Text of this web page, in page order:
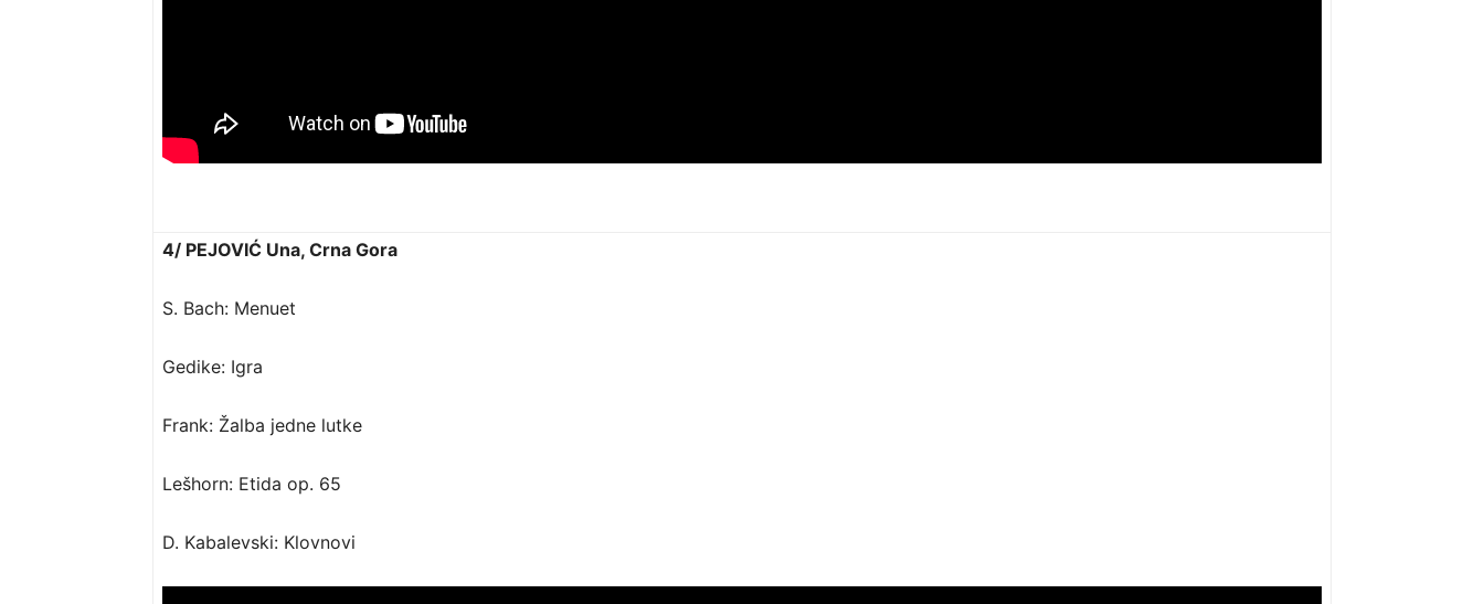
4/ PEJOVIĆ Una, Crna Gora
S. Bach: Menuet
Gedike: Igra
Frank: Žalba jedne lutke
Lešhorn: Etida op. 65
D. Kabalevski: Klovnovi